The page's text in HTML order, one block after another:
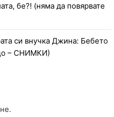
бе?! (няма да повярвате
си внучка Джина: Бебето
– СНИМКИ)